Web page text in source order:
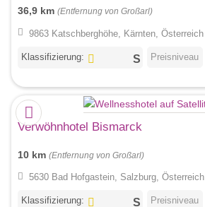
36,9 km (Entfernung von Großarl)
9863 Katschberghöhe, Kärnten, Österreich
Klassifizierung: Preisniveau
Verwöhnhotel Bismarck
10 km (Entfernung von Großarl)
5630 Bad Hofgastein, Salzburg, Österreich
Klassifizierung: Preisniveau